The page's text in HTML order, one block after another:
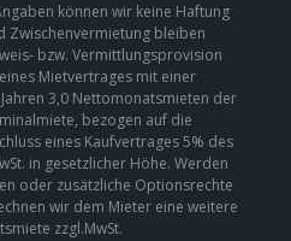
können wir keine Haftung
Zwischenvermietung bleiben
bzw. Vermittlungsprovision
Mietvertrages mit einer
3,0 Nettomonatsmieten der
bezogen auf die
eines Kaufvertrages 5% des
in gesetzlicher Höhe. Werden
oder zusätzliche Optionsrechte
wir dem Mieter eine weitere
zzgl.MwSt.